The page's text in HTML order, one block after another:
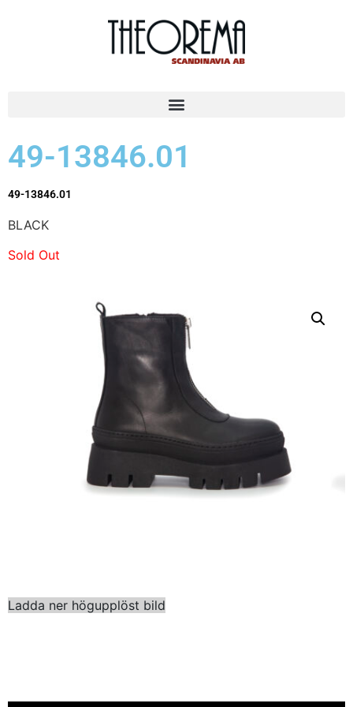
49-13846.01
49-13846.01
BLACK
Sold Out
Ladda ner högupplöst bild